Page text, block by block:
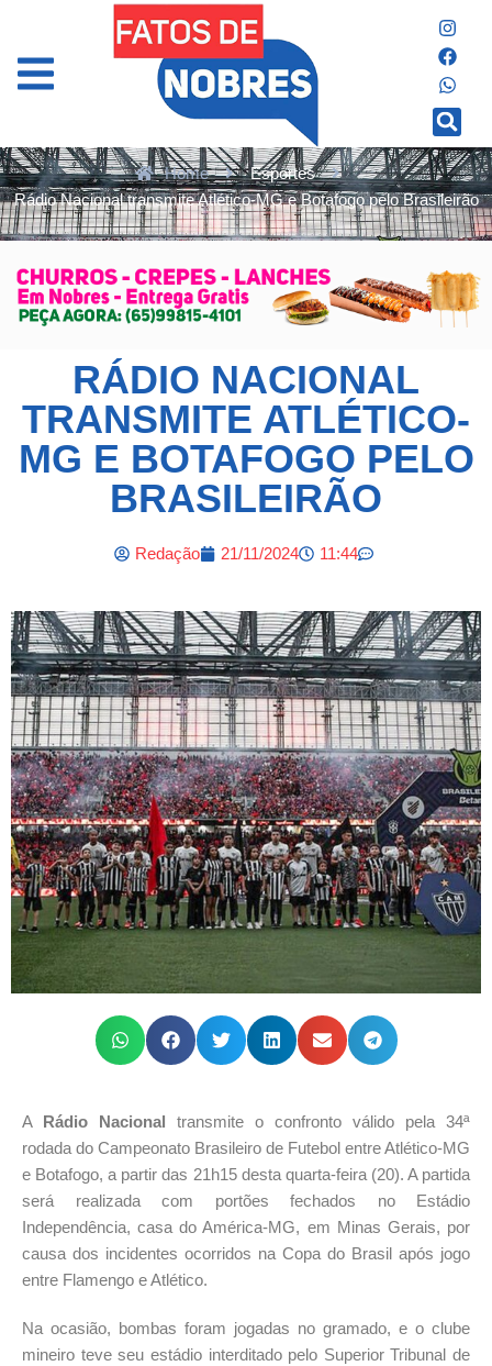
Home
Esportes
Rádio Nacional transmite Atlético-MG e Botafogo pelo Brasileirão
RÁDIO NACIONAL
TRANSMITE ATLÉTICO-
MG E BOTAFOGO PELO
BRASILEIRÃO
Redação 21/11/2024 11:44
A Rádio Nacional transmite o confronto válido pela 34ª
rodada do Campeonato Brasileiro de Futebol entre Atlético-MG
e Botafogo, a partir das 21h15 desta quarta-feira (20). A partida
será realizada com portões fechados no Estádio
Independência, casa do América-MG, em Minas Gerais, por
causa dos incidentes ocorridos na Copa do Brasil após jogo
entre Flamengo e Atlético.
Na ocasião, bombas foram jogadas no gramado, e o clube
mineiro teve seu estádio interditado pelo Superior Tribunal de